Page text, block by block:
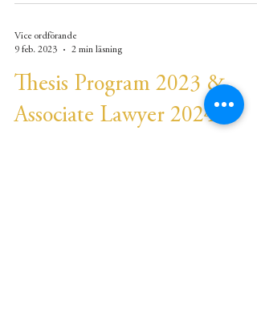
Vice ordförande
9 feb. 2023
2 min läsning
Thesis Program 2023 &
Associate Lawyer 2024